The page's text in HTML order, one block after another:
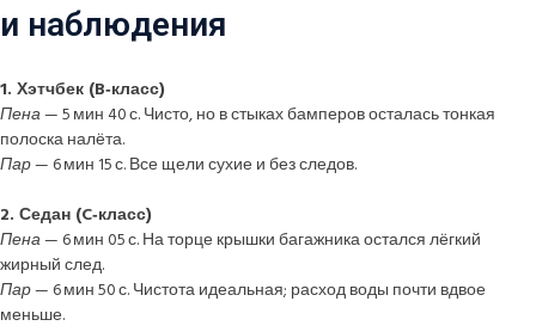
и наблюдения
1. Хэтчбек (B‑класс)
Пена— 5 мин 40 с. Чисто, но в стыках бамперов осталась тонкая
полоска налёта.
Пар— 6 мин 15 с. Все щели сухие и без следов.
2. Седан (C‑класс)
Пена— 6 мин 05 с. На торце крышки багажника остался лёгкий
жирный след.
Пар— 6 мин 50 с. Чистота идеальная; расход воды почти вдвое
меньше.